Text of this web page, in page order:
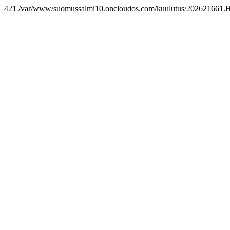
421 /var/www/suomussalmi10.oncloudos.com/kuulutus/